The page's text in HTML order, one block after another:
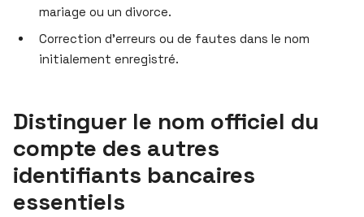
mariage ou un divorce.
Correction d’erreurs ou de fautes dans le nom
initialement enregistré.
Distinguer le nom officiel du
compte des autres
identifiants bancaires
essentiels